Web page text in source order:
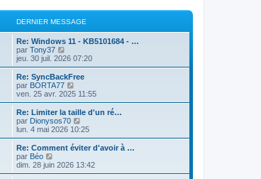
DERNIER MESSAGE
D
e
r
n
i
e
r
e
s
s
a
e
Re: Windows 11 - KB5101684 - …
par Tony37
o
n
s
u
l
e
r
l
e
e
n
i
jeu. 30 juil. 2026 07:20
D
e
r
n
i
e
r
e
s
s
a
Re: SyncBackFree
par BORTA77
o
n
s
u
l
e
r
e
ven. 25 avr. 2025 11:55
D
e
r
n
i
e
r
Re: Limiter la taille d'un ré…
par Dionysos70
o
n
s
l
lun. 4 mai 2026 10:25
D
e
r
n
Re: Comment éviter d'avoir à …
par Béo
o
n
dim. 28 juin 2026 13:42